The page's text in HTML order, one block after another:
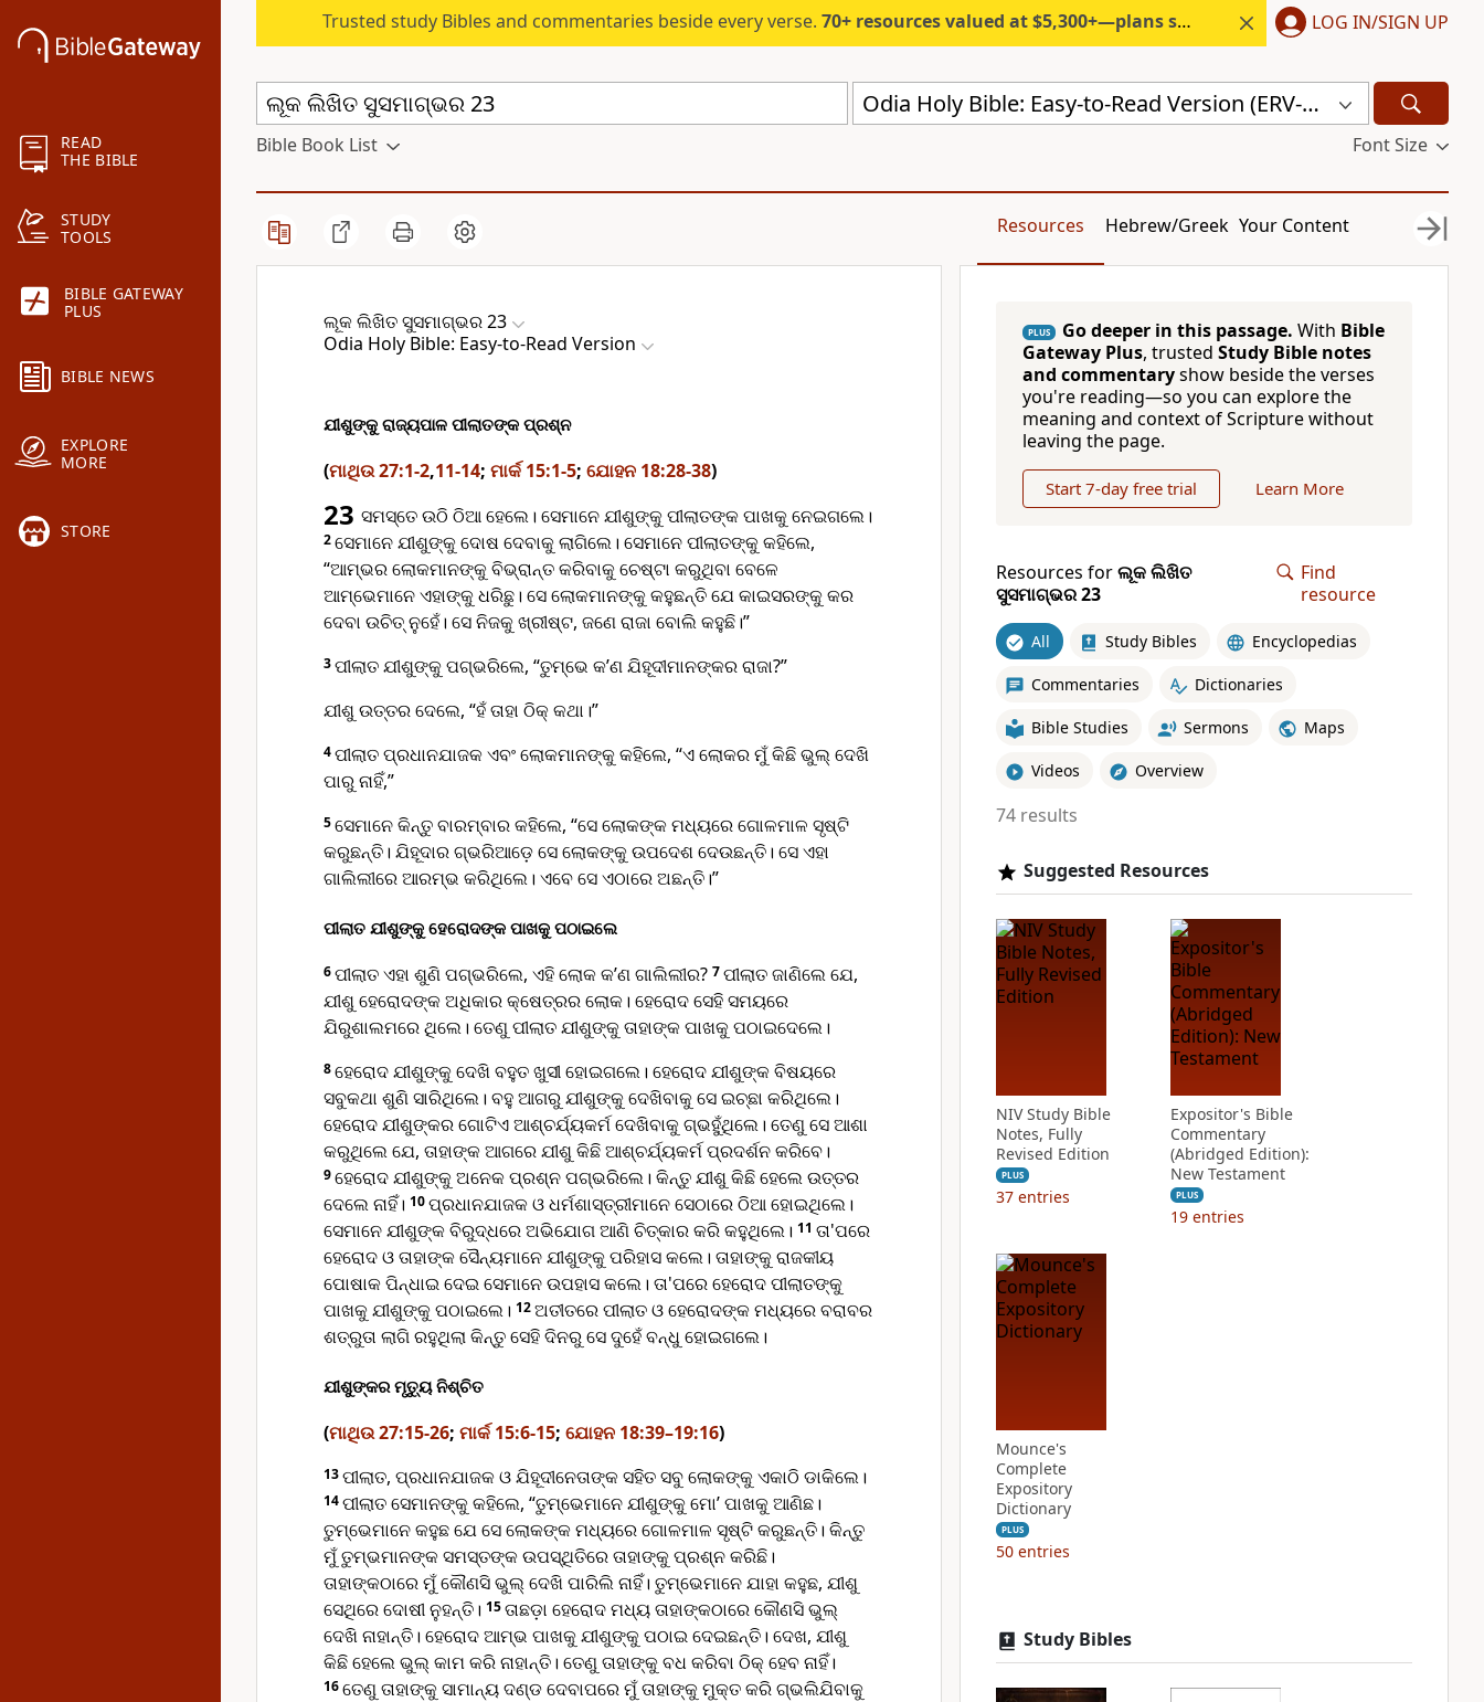
READ
THE BIBLE
STUDY
TOOLS
BIBLE GATEWAY
PLUS
BIBLE NEWS
EXPLORE
MORE
STORE
Trusted study Bibles and commentaries beside every verse. 70+ resources valued at $5,300+—plans start under $6/month. LOG IN/SIGN UP
Odia Holy Bible: Easy-to-Read Version (ERV-OR)
Bible Book List Font Size
Resources Hebrew/Greek Your Content
ଲୂକ ଲିଖିତ ସୁସମାଗ୍ଭର 23
Odia Holy Bible: Easy-to-Read Version
ଯୀଶୁଙ୍କୁ ରାଜ୍ୟପାଳ ପୀଲାତଙ୍କ ପ୍ରଶ୍ନ
(ମାଥିଉ 27:1-2,11-14; ମାର୍କ 15:1-5; ଯୋହନ 18:28-38)
23 ସମସ୍ତେ ଉଠି ଠିଆ ହେଲେ। ସେମାନେ ଯୀଶୁଙ୍କୁ ପୀଲାତଙ୍କ ପାଖକୁ ନେଇଗଲେ।
2ସେମାନେ ଯୀଶୁଙ୍କୁ ଦୋଷ ଦେବାକୁ ଲାଗିଲେ। ସେମାନେ ପୀଲାତଙ୍କୁ କହିଲେ,
“ଆମ୍ଭର ଲୋକମାନଙ୍କୁ ବିଭ୍ରାନ୍ତ କରିବାକୁ ଚେଷ୍ଟା କରୁଥିବା ବେଳେ
ଆମ୍ଭେମାନେ ଏହାଙ୍କୁ ଧରିଛୁ। ସେ ଲୋକମାନଙ୍କୁ କହୁଛନ୍ତି ଯେ କାଇସରଙ୍କୁ କର
ଦେବା ଉଚିତ୍ ନୁହେଁ। ସେ ନିଜକୁ ଖ୍ରୀଷ୍ଟ, ଜଣେ ରାଜା ବୋଲି କହୁଛି।”
3ପୀଲାତ ଯୀଶୁଙ୍କୁ ପଗ୍ଭରିଲେ, “ତୁମ୍ଭେ କ’ଣ ଯିହୂଦୀମାନଙ୍କର ରାଜା?”
ଯୀଶୁ ଉତ୍ତର ଦେଲେ, “ହଁ ତାହା ଠିକ୍ କଥା।”
4ପୀଲାତ ପ୍ରଧାନଯାଜକ ଏବଂ ଲୋକମାନଙ୍କୁ କହିଲେ, “ଏ ଲୋକର ମୁଁ କିଛି ଭୁଲ୍ ଦେଖି
ପାରୁ ନାହିଁ,”
5ସେମାନେ କିନ୍ତୁ ବାରମ୍ବାର କହିଲେ, “ସେ ଲୋକଙ୍କ ମଧ୍ୟରେ ଗୋଳମାଳ ସୃଷ୍ଟି
କରୁଛନ୍ତି। ଯିହୂଦାର ଗ୍ଭରିଆଡ଼େ ସେ ଲୋକଙ୍କୁ ଉପଦେଶ ଦେଉଛନ୍ତି। ସେ ଏହା
ଗାଲିଲୀରେ ଆରମ୍ଭ କରିଥିଲେ। ଏବେ ସେ ଏଠାରେ ଅଛନ୍ତି।”
ପୀଲାତ ଯୀଶୁଙ୍କୁ ହେରୋଦଙ୍କ ପାଖକୁ ପଠାଇଲେ
6ପୀଲାତ ଏହା ଶୁଣି ପଗ୍ଭରିଲେ, ଏହି ଲୋକ କ’ଣ ଗାଲିଲୀର? 7ପୀଲାତ ଜାଣିଲେ ଯେ,
ଯୀଶୁ ହେରୋଦଙ୍କ ଅଧିକାର କ୍ଷେତ୍ରର ଲୋକ। ହେରୋଦ ସେହି ସମୟରେ
ଯିରୁଶାଲମରେ ଥିଲେ। ତେଣୁ ପୀଲାତ ଯୀଶୁଙ୍କୁ ତାହାଙ୍କ ପାଖକୁ ପଠାଇଦେଲେ।
8ହେରୋଦ ଯୀଶୁଙ୍କୁ ଦେଖି ବହୁତ ଖୁସୀ ହୋଇଗଲେ। ହେରୋଦ ଯୀଶୁଙ୍କ ବିଷୟରେ
ସବୁକଥା ଶୁଣି ସାରିଥିଲେ। ବହୁ ଆଗରୁ ଯୀଶୁଙ୍କୁ ଦେଖିବାକୁ ସେ ଇଚ୍ଛା କରିଥିଲେ।
ହେରୋଦ ଯୀଶୁଙ୍କର ଗୋଟିଏ ଆଶ୍ଚର୍ଯ୍ୟକର୍ମ ଦେଖିବାକୁ ଗ୍ଭହୁଁଥିଲେ। ତେଣୁ ସେ ଆଶା
କରୁଥିଲେ ଯେ, ତାହାଙ୍କ ଆଗରେ ଯୀଶୁ କିଛି ଆଶ୍ଚର୍ଯ୍ୟକର୍ମ ପ୍ରଦର୍ଶନ କରିବେ।
9ହେରୋଦ ଯୀଶୁଙ୍କୁ ଅନେକ ପ୍ରଶ୍ନ ପଗ୍ଭରିଲେ। କିନ୍ତୁ ଯୀଶୁ କିଛି ହେଲେ ଉତ୍ତର
ଦେଲେ ନାହିଁ। 10ପ୍ରଧାନଯାଜକ ଓ ଧର୍ମଶାସ୍ତ୍ରୀମାନେ ସେଠାରେ ଠିଆ ହୋଇଥିଲେ।
ସେମାନେ ଯୀଶୁଙ୍କ ବିରୁଦ୍ଧରେ ଅଭିଯୋଗ ଆଣି ଚିତ୍କାର କରି କହୁଥିଲେ। 11 ତା'ପରେ
ହେରୋଦ ଓ ତାହାଙ୍କ ସୈନ୍ୟମାନେ ଯୀଶୁଙ୍କୁ ପରିହାସ କଲେ। ତାହାଙ୍କୁ ରାଜକୀୟ
ପୋଷାକ ପିନ୍ଧାଇ ଦେଇ ସେମାନେ ଉପହାସ କଲେ। ତା'ପରେ ହେରୋଦ ପୀଲାତଙ୍କୁ
ପାଖକୁ ଯୀଶୁଙ୍କୁ ପଠାଇଲେ। 12ଅତୀତରେ ପୀଲାତ ଓ ହେରୋଦଙ୍କ ମଧ୍ୟରେ ବରାବର
ଶତ୍ରୁତା ଲାଗି ରହୁଥିଲା କିନ୍ତୁ ସେହି ଦିନରୁ ସେ ଦୁହେଁ ବନ୍ଧୁ ହୋଇଗଲେ।
ଯୀଶୁଙ୍କର ମୃତ୍ୟୁ ନିଶ୍ଚିତ
(ମାଥିଉ 27:15-26; ମାର୍କ 15:6-15; ଯୋହନ 18:39–19:16)
13ପୀଲାତ, ପ୍ରଧାନଯାଜକ ଓ ଯିହୂଦୀନେତାଙ୍କ ସହିତ ସବୁ ଲୋକଙ୍କୁ ଏକାଠି ଡାକିଲେ।
14ପୀଲାତ ସେମାନଙ୍କୁ କହିଲେ, “ତୁମ୍ଭେମାନେ ଯୀଶୁଙ୍କୁ ମୋ’ ପାଖକୁ ଆଣିଛ।
ତୁମ୍ଭେମାନେ କହୁଛ ଯେ ସେ ଲୋକଙ୍କ ମଧ୍ୟରେ ଗୋଳମାଳ ସୃଷ୍ଟି କରୁଛନ୍ତି। କିନ୍ତୁ
ମୁଁ ତୁମ୍ଭମାନଙ୍କ ସମସ୍ତଙ୍କ ଉପସ୍ଥିତିରେ ତାହାଙ୍କୁ ପ୍ରଶ୍ନ କରିଛି।
ତାହାଙ୍କଠାରେ ମୁଁ କୌଣସି ଭୁଲ୍ ଦେଖି ପାରିଲି ନାହିଁ। ତୁମ୍ଭେମାନେ ଯାହା କହୁଛ, ଯୀଶୁ
ସେଥିରେ ଦୋଷୀ ନୁହନ୍ତି। 15ତାଛଡ଼ା ହେରୋଦ ମଧ୍ୟ ତାହାଙ୍କଠାରେ କୌଣସି ଭୁଲ୍
ଦେଖି ନାହାନ୍ତି। ହେରୋଦ ଆମ୍ଭ ପାଖକୁ ଯୀଶୁଙ୍କୁ ପଠାଇ ଦେଇଛନ୍ତି। ଦେଖ, ଯୀଶୁ
କିଛି ହେଲେ ଭୁଲ୍ କାମ କରି ନାହାନ୍ତି। ତେଣୁ ତାହାଙ୍କୁ ବଧ କରିବା ଠିକ୍ ହେବ ନାହିଁ।
16ତେଣୁ ତାହାଙ୍କୁ ସାମାନ୍ୟ ଦଣ୍ଡ ଦେବାପରେ ମୁଁ ତାହାଙ୍କୁ ମୁକ୍ତ କରି ଗ୍ଭଲିଯିବାକୁ
PLUS Go deeper in this passage. With Bible
Gateway Plus, trusted Study Bible notes
and commentaryshow beside the verses
you're reading—so you can explore the
meaning and context of Scripture without
leaving the page.
Start 7-day free trial Learn More
Resources forଲୂକ ଲିଖିତ
ସୁସମାଗ୍ଭର 23
Find
resource
All Study Bibles Encyclopedias
Commentaries Dictionaries
Bible Studies Sermons Maps
Videos Overview
74 results
Suggested Resources
NIV Study Bible
Notes, Fully
Revised Edition
PLUS
37 entries
Expositor's Bible
Commentary
(Abridged Edition):
New Testament
PLUS
19 entries
Mounce's
Complete
Expository
Dictionary
PLUS
50 entries
Study Bibles